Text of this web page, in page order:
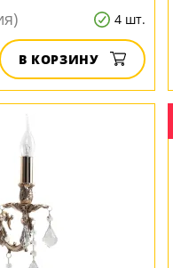
4 шт.
В КОРЗИНУ